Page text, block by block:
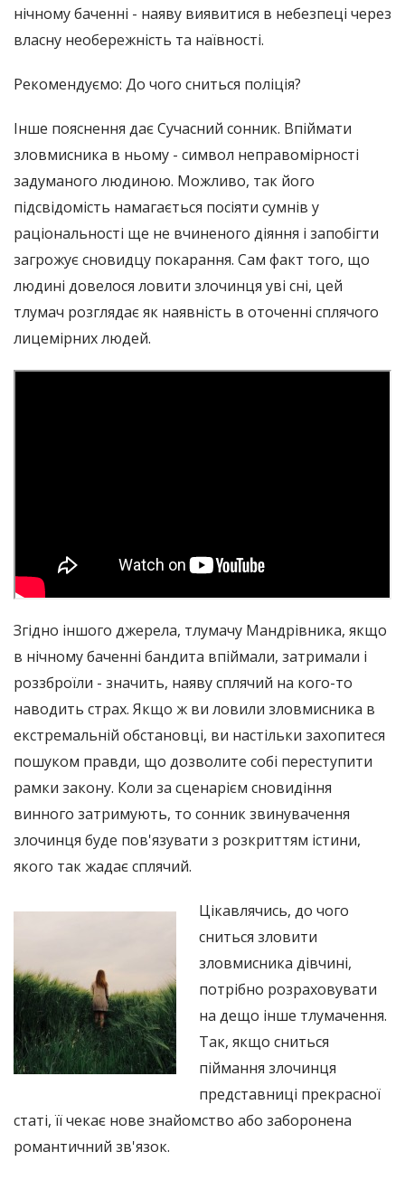
нічному баченні - наяву виявитися в небезпеці через
власну необережність та наївності.
Рекомендуємо: До чого сниться поліція?
Інше пояснення дає Сучасний сонник. Впіймати
зловмисника в ньому - символ неправомірності
задуманого людиною. Можливо, так його
підсвідомість намагається посіяти сумнів у
раціональності ще не вчиненого діяння і запобігти
загрожує сновидцу покарання. Сам факт того, що
людині довелося ловити злочинця уві сні, цей
тлумач розглядає як наявність в оточенні сплячого
лицемірних людей.
Згідно іншого джерела, тлумачу Мандрівника, якщо
в нічному баченні бандита впіймали, затримали і
роззброїли - значить, наяву сплячий на кого-то
наводить страх. Якщо ж ви ловили зловмисника в
екстремальній обстановці, ви настільки захопитеся
пошуком правди, що дозволите собі переступити
рамки закону. Коли за сценарієм сновидіння
винного затримують, то сонник звинувачення
злочинця буде пов'язувати з розкриттям істини,
якого так жадає сплячий.
Цікавлячись, до чого
сниться зловити
зловмисника дівчині,
потрібно розраховувати
на дещо інше тлумачення.
Так, якщо сниться
піймання злочинця
представниці прекрасної
статі, її чекає нове знайомство або заборонена
романтичний зв'язок.